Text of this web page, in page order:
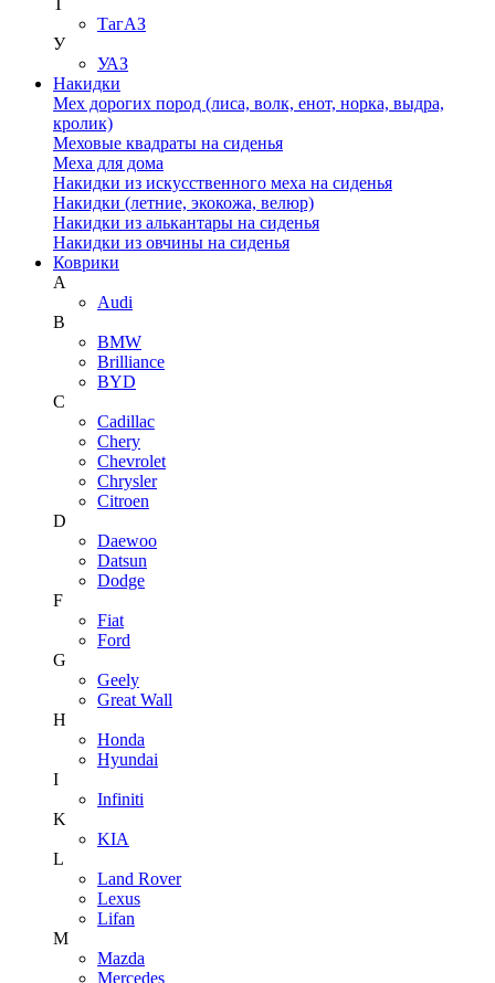
Т
ТагАЗ
У
УАЗ
Накидки
Мех дорогих пород (лиса, волк, енот, норка, выдра,
кролик)
Меховые квадраты на сиденья
Меха для дома
Накидки из искусственного меха на сиденья
Накидки (летние, экокожа, велюр)
Накидки из алькантары на сиденья
Накидки из овчины на сиденья
Коврики
A
Audi
B
BMW
Brilliance
BYD
C
Cadillac
Chery
Chevrolet
Chrysler
Citroen
D
Daewoo
Datsun
Dodge
F
Fiat
Ford
G
Geely
Great Wall
H
Honda
Hyundai
I
Infiniti
K
KIA
L
Land Rover
Lexus
Lifan
M
Mazda
Mercedes